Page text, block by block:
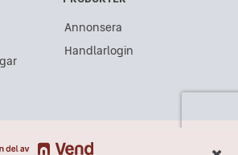
Annonsera
Handlarlogin